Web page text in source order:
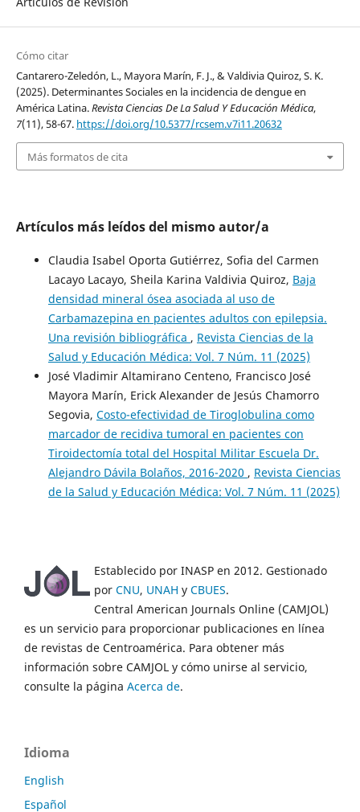
Cómo citar
Cantarero-Zeledón, L., Mayora Marín, F. J., & Valdivia Quiroz, S. K.
(2025). Determinantes Sociales en la incidencia de dengue en
América Latina.Revista Ciencias De La Salud Y Educación Médica,
7(11), 58-67. https://doi.org/10.5377/rcsem.v7i11.20632
Más formatos de cita
Artículos más leídos del mismo autor/a
Claudia Isabel Oporta Gutiérrez, Sofia del Carmen
Lacayo Lacayo, Sheila Karina Valdivia Quiroz, Baja
densidad mineral ósea asociada al uso de
Carbamazepina en pacientes adultos con epilepsia.
Una revisión bibliográfica , Revista Ciencias de la
Salud y Educación Médica: Vol. 7 Núm. 11 (2025)
José Vladimir Altamirano Centeno, Francisco José
Mayora Marín, Erick Alexander de Jesús Chamorro
Segovia, Costo-efectividad de Tiroglobulina como
marcador de recidiva tumoral en pacientes con
Tiroidectomía total del Hospital Militar Escuela Dr.
Alejandro Dávila Bolaños, 2016-2020 , Revista Ciencias
de la Salud y Educación Médica: Vol. 7 Núm. 11 (2025)
Establecido por INASP en 2012. Gestionado
por CNU, UNAH y CBUES.
Central American Journals Online (CAMJOL)
es un servicio para proporcionar publicaciones en línea
de revistas de Centroamérica. Para obtener más
información sobre CAMJOL y cómo unirse al servicio,
consulte la página Acerca de.
Idioma
English
Español